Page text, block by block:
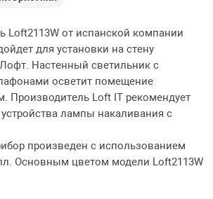
Loft2113W от испанской компании
для установки на стену
Настенный светильник с
осветит помещение
Производитель Loft IT рекомендует
лампы накаливания с
произведен с использованием
Основным цветом модели Loft2113W